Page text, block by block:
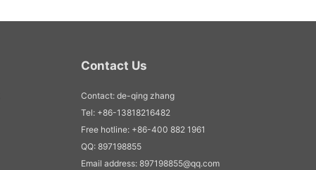
Contact Us
Contact: de-qing zhang
Tel: +86-13818216482
Free hotline: +86-400 882 1961
QQ: 897198855
Email address: 897198855@qq.com